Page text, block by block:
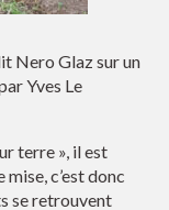
Nero Glaz sur un
Yves Le
terre », il est
c’est donc
se retrouvent